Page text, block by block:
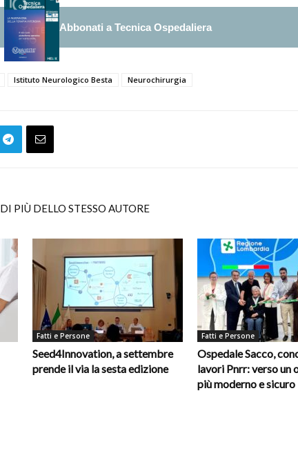
Abbonati a Tecnica Ospedaliera
Istituto Neurologico Besta Neurochirurgia
DI PIÙ DELLO STESSO AUTORE
Fatti e Persone
Seed4Innovation, a settembre
prende il via la sesta edizione
Fatti e Persone
Ospedale Sacco,
lavori Pnrr: verso un
più moderno e sicuro